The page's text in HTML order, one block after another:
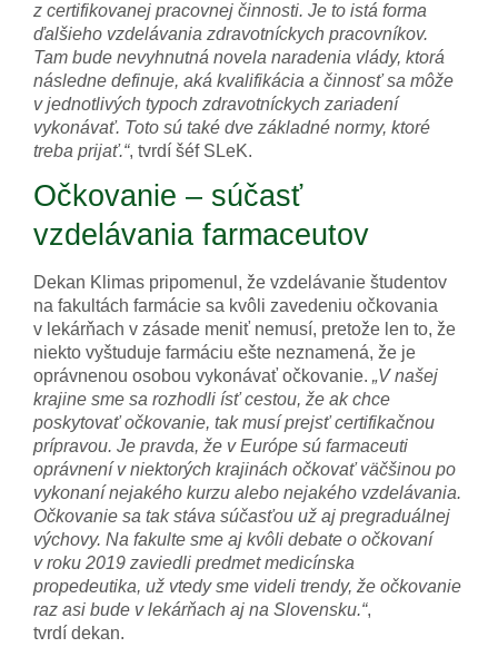
z certifikovanej pracovnej činnosti. Je to istá forma
ďalšieho vzdelávania zdravotníckych pracovníkov.
Tam bude nevyhnutná novela naradenia vlády, ktorá
následne definuje, aká kvalifikácia a činnosť sa môže
v jednotlivých typoch zdravotníckych zariadení
vykonávať. Toto sú také dve základné normy, ktoré
treba prijať.“, tvrdí šéf SLeK.
Očkovanie – súčasť
vzdelávania farmaceutov
Dekan Klimas pripomenul, že vzdelávanie študentov
na fakultách farmácie sa kvôli zavedeniu očkovania
v lekárňach v zásade meniť nemusí, pretože len to, že
niekto vyštuduje farmáciu ešte neznamená, že je
oprávnenou osobou vykonávať očkovanie. „V našej
krajine sme sa rozhodli ísť cestou, že ak chce
poskytovať očkovanie, tak musí prejsť certifikačnou
prípravou. Je pravda, že v Európe sú farmaceuti
oprávnení v niektorých krajinách očkovať väčšinou po
vykonaní nejakého kurzu alebo nejakého vzdelávania.
Očkovanie sa tak stáva súčasťou už aj pregraduálnej
výchovy. Na fakulte sme aj kvôli debate o očkovaní
v roku 2019 zaviedli predmet medicínska
propedeutika, už vtedy sme videli trendy, že očkovanie
raz asi bude v lekárňach aj na Slovensku.“,
tvrdí dekan.